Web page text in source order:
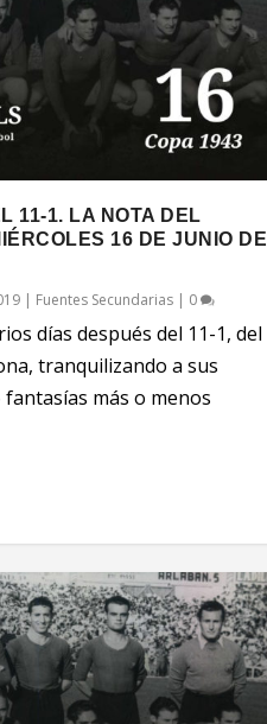
11-1. LA NOTA DEL
16 DE JUNIO DE
| Fuentes Secundarias | 0
días después del 11-1, del
tranquilizando a sus
más o menos